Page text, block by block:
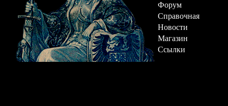
Форум
Справочная
Новости
Магазин
Ссылки